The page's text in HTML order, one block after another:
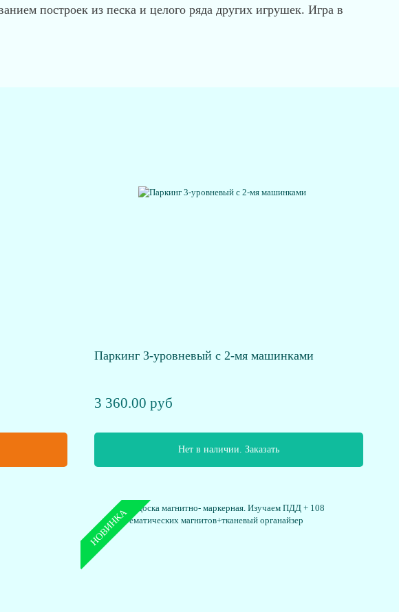
построек из песка и целого ряда других игрушек. Игра в
Паркинг 3-уровневый с 2-мя машинками
3 360.00 руб
Нет в наличии. Заказать
НОВИНКА